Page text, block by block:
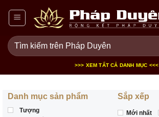
dung
Tìm
kiếm:
>>> XEM TẤT CẢ DANH MỤC <<<
Danh mục sản phẩm
Tượng
Sắp xếp
Mới nhất